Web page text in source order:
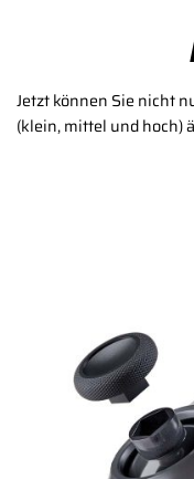
Jetzt können Sie nicht
(klein, mittel und hoch)